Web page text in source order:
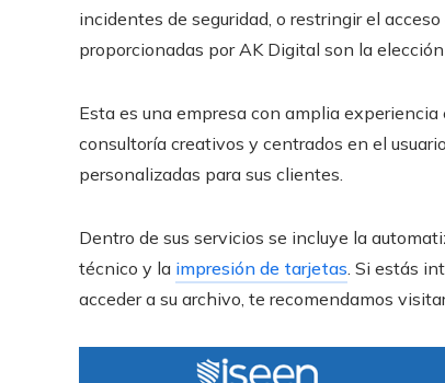
incidentes de seguridad, o restringir el
proporcionadas por AK Digital son la
Esta es una empresa con amplia
consultoría creativos y centrados en el
personalizadas para sus clientes.
Dentro de sus servicios se incluye la
técnico y la impresión de tarjetas . Si estás
acceder a su archivo, te recomendamos